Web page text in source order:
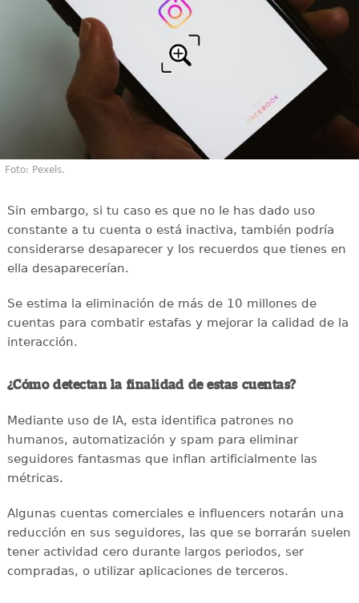
Foto: Pexels.
Sin embargo, si tu caso es que no le has dado uso
constante a tu cuenta o está inactiva, también podría
considerarse desaparecer y los recuerdos que tienes en
ella desaparecerían.
Se estima la eliminación de más de 10 millones de
cuentas para combatir estafas y mejorar la calidad de la
interacción.
¿Cómo detectan la finalidad de estas cuentas?
Mediante uso de IA, esta identifica patrones no
humanos, automatización y spam para eliminar
seguidores fantasmas que inflan artificialmente las
métricas.
Algunas cuentas comerciales e influencers notarán una
reducción en sus seguidores, las que se borrarán suelen
tener actividad cero durante largos periodos, ser
compradas, o utilizar aplicaciones de terceros.